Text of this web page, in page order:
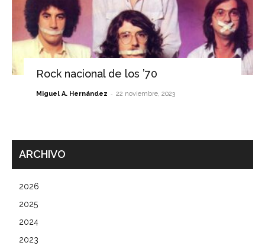
Rock nacional de los ’70
Miguel A. Hernández - 22 noviembre, 2023
ARCHIVO
2026
2025
2024
2023